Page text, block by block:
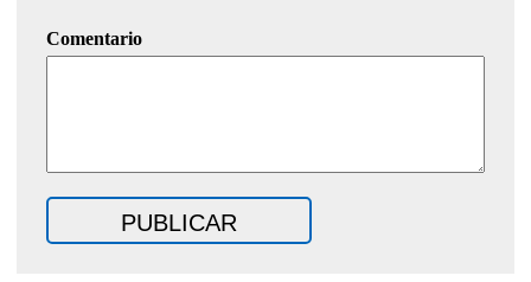
Comentario